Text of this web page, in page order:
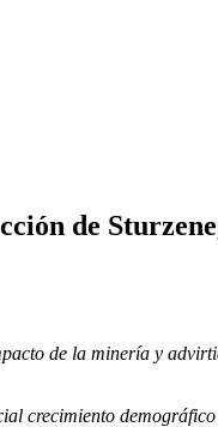
de
de la minería y
crecimiento